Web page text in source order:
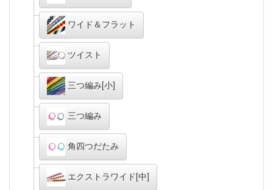
ワイド＆フラット
ツイスト
三つ編み[小]
三つ編み
角四つだたみ
エクストラワイド[中]